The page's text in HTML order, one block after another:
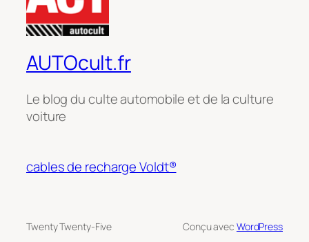
AUTOcult.fr
Le blog du culte automobile et de la culture
voiture
cables de recharge Voldt®
Twenty Twenty-Five Conçu avec WordPress